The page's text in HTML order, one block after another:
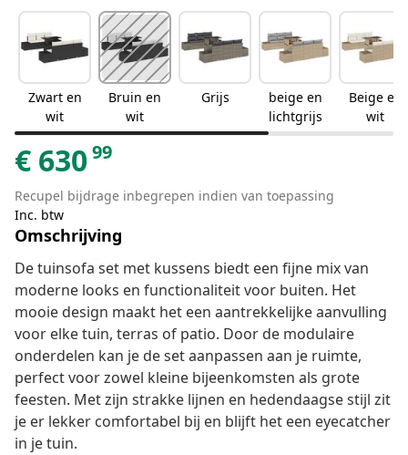
Zwart en
wit
Bruin en
wit
Grijs
beige en
lichtgrijs
Beige en
wit
€ 63099
Recupel bijdrage inbegrepen indien van toepassing
Inc. btw
Omschrijving
De tuinsofa set met kussens biedt een fijne mix van
moderne looks en functionaliteit voor buiten. Het
mooie design maakt het een aantrekkelijke aanvulling
voor elke tuin, terras of patio. Door de modulaire
onderdelen kan je de set aanpassen aan je ruimte,
perfect voor zowel kleine bijeenkomsten als grote
feesten. Met zijn strakke lijnen en hedendaagse stijl zit
je er lekker comfortabel bij en blijft het een eyecatcher
in je tuin.